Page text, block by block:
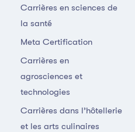
Carrières en sciences de
la santé
Meta Certification
Carrières en
agrosciences et
technologies
Carrières dans l’hôtellerie
et les arts culinaires